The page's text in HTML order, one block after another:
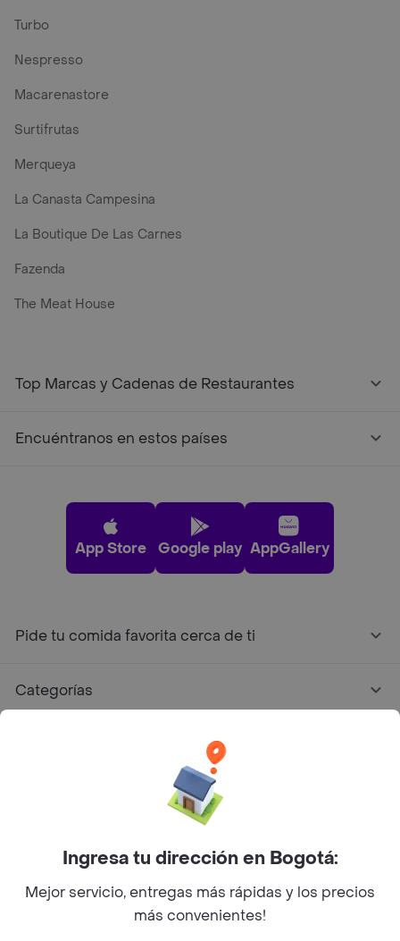
Turbo
Nespresso
Macarenastore
Surtifrutas
Merqueya
La Canasta Campesina
La Boutique De Las Carnes
Fazenda
The Meat House
Top Marcas y Cadenas de Restaurantes
Encuéntranos en estos países
App Store Google play AppGallery
Pide tu comida favorita cerca de ti
Categorías
Facebook
Twitter
Instagram
©2026Rappi Inc. All rights reserved.
Ingresa tu dirección en Bogotá:
Mejor servicio, entregas más rápidas y los precios
más convenientes!